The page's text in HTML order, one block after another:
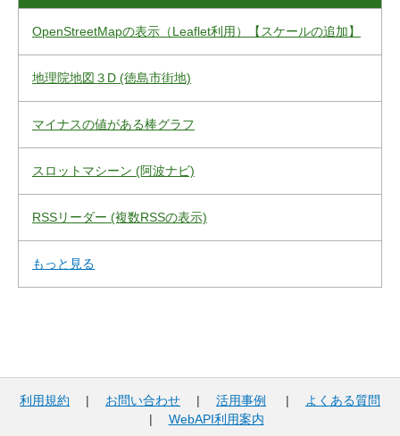
OpenStreetMapの表示（Leaflet利用）【スケールの追加】
地理院地図３D (徳島市街地)
マイナスの値がある棒グラフ
スロットマシーン (阿波ナビ)
RSSリーダー (複数RSSの表示)
もっと見る
利用規約 | お問い合わせ | 活用事例 |
よくある質問
| WebAPI利用案内